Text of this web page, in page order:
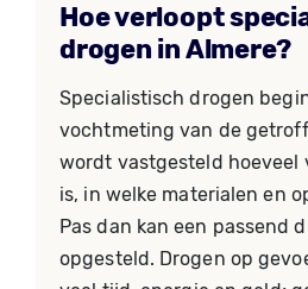
Hoe verloopt
drogen in Almere?
Specialistisch drogen
vochtmeting van de
wordt vastgesteld hoeveel
is, in welke materialen en
Pas dan kan een passend
opgesteld. Drogen op